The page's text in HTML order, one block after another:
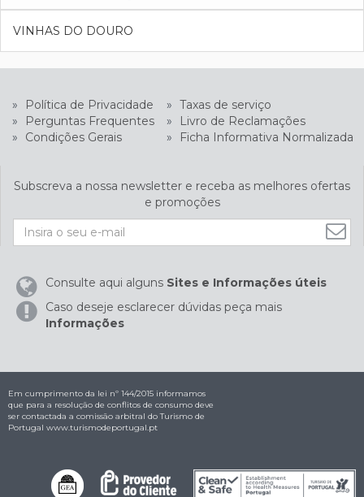
VINHAS DO DOURO
» Política de Privacidade » Taxas de serviço
»
Perguntas Frequentes »
Livro de Reclamações
»
Condições Gerais » Ficha Informativa Normalizada
Subscreva a nossa newsletter e receba as melhores ofertas
e promoções
Consulte aqui alguns Sites e Informações úteis
Caso deseje esclarecer dúvidas peça mais
Informações
Em cumprimento da lei nº 144/2015 informamos
que para a resolução de conflitos de consumo deve
ser contactada a comissão arbitral do Turismo de
Portugal www.turismodeportugal.pt